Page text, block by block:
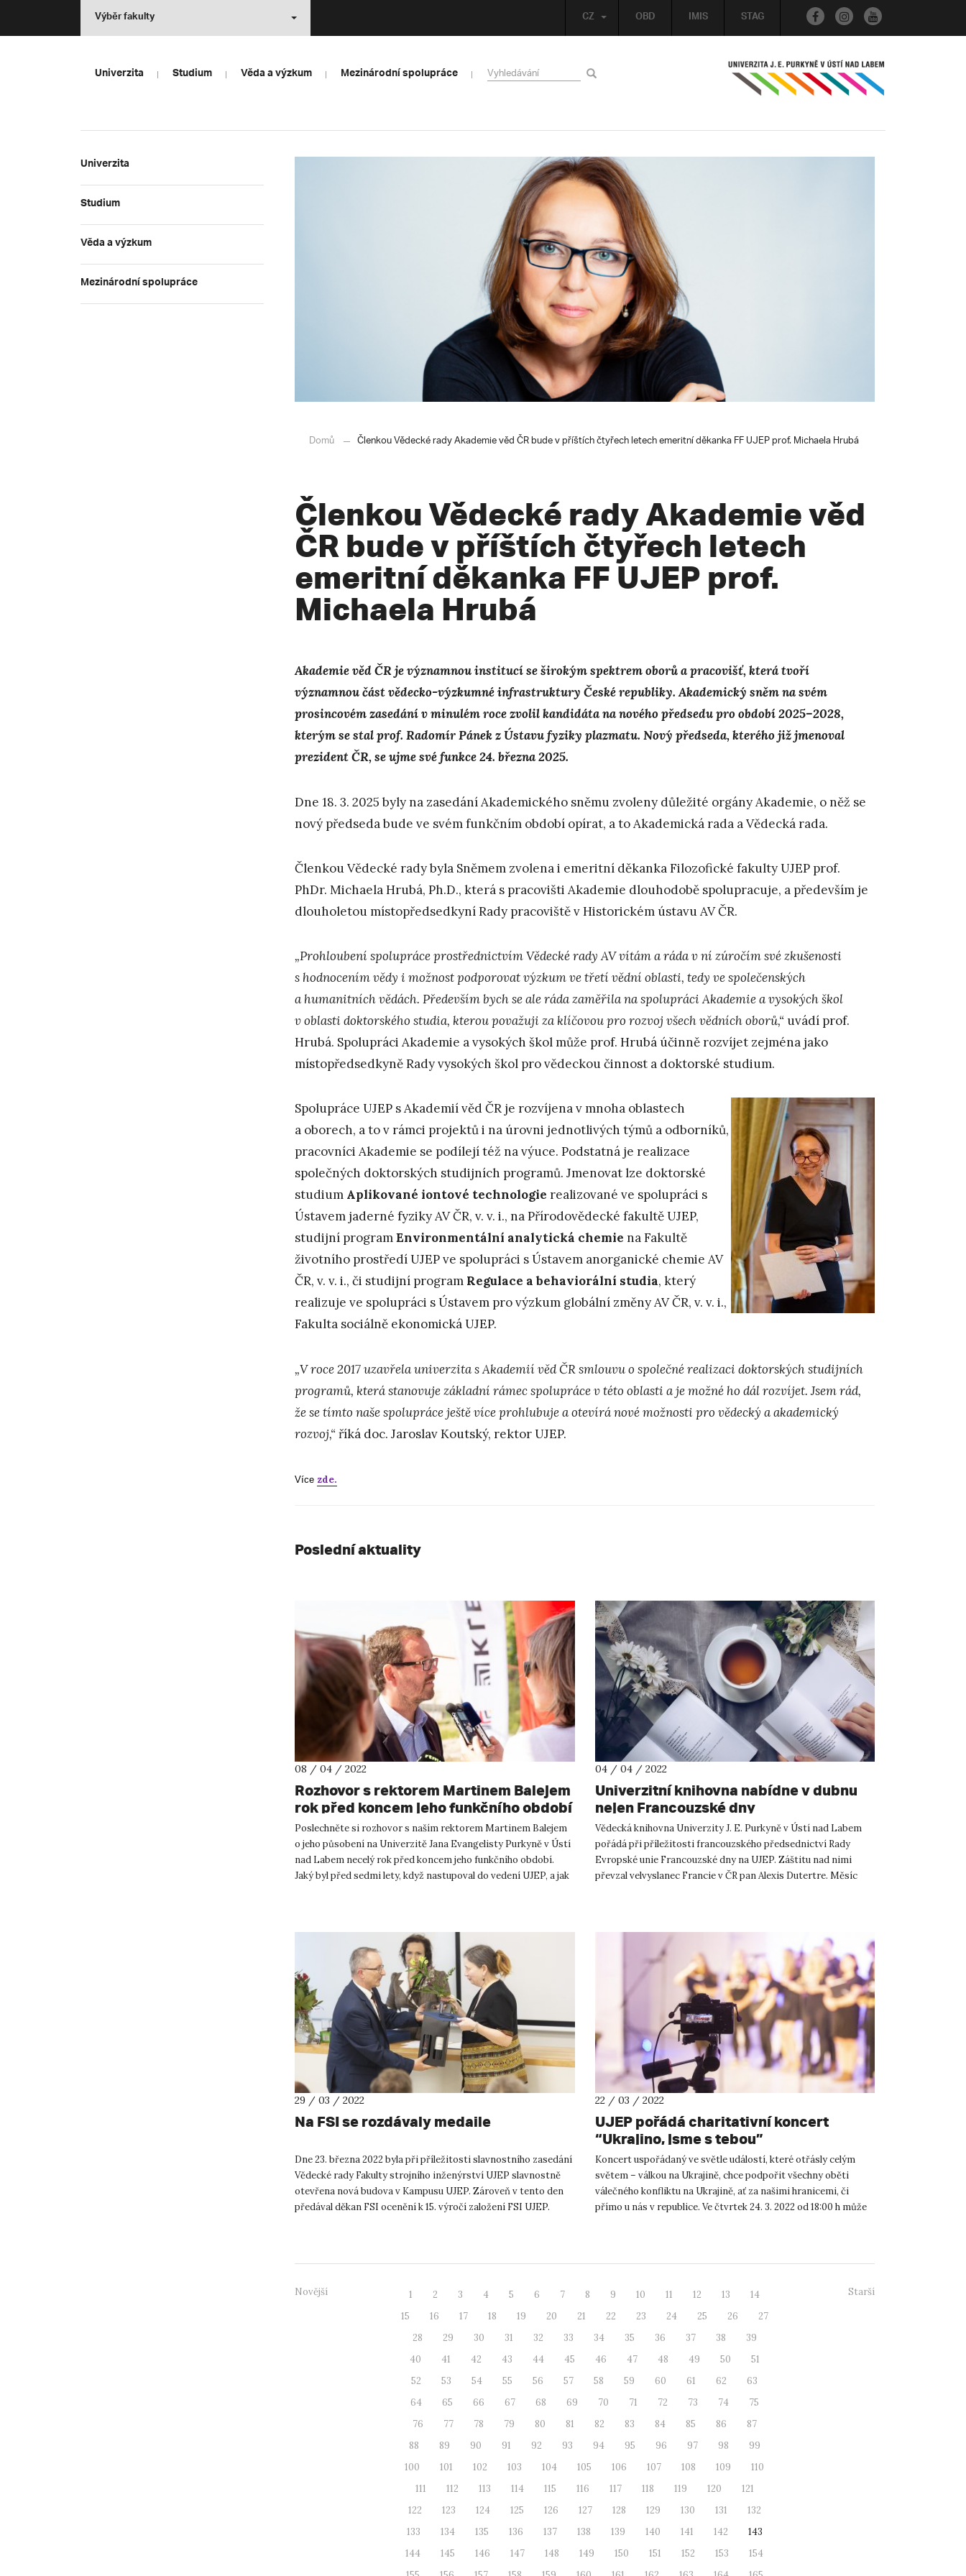
OBD IMIS STAG
CZ
Výběr fakulty
Univerzita Studium Věda a výzkum Mezinárodní spolupráce
Univerzita
Studium
Věda a výzkum
Mezinárodní spolupráce
Domů Členkou Vědecké rady Akademie věd ČR bude v příštích čtyřech letech emeritní děkanka FF UJEP prof. Michaela Hrubá
Členkou Vědecké rady Akademie věd
ČR bude v příštích čtyřech letech
emeritní děkanka FF UJEP prof.
Michaela Hrubá
Akademie věd ČR je významnou institucí se širokým spektrem oborů a pracovišť, která tvoří
významnou část vědecko-výzkumné infrastruktury České republiky. Akademický sněm na svém
prosincovém zasedání v minulém roce zvolil kandidáta na nového předsedu pro období 2025–2028,
kterým se stal prof. Radomír Pánek z Ústavu fyziky plazmatu. Nový předseda, kterého již jmenoval
prezident ČR, se ujme své funkce 24. března 2025.
Dne 18. 3. 2025 byly na zasedání Akademického sněmu zvoleny důležité orgány Akademie, o něž se
nový předseda bude ve svém funkčním období opírat, a to Akademická rada a Vědecká rada.
Členkou Vědecké rady byla Sněmem zvolena i emeritní děkanka Filozofické fakulty UJEP prof.
PhDr. Michaela Hrubá, Ph.D., která s pracovišti Akademie dlouhodobě spolupracuje, a především je
dlouholetou místopředsedkyní Rady pracoviště v Historickém ústavu AV ČR.
„Prohloubení spolupráce prostřednictvím Vědecké rady AV vítám a ráda v ní zúročím své zkušenosti
s hodnocením vědy i možnost podporovat výzkum ve třetí vědní oblasti, tedy ve společenských
a humanitních vědách. Především bych se ale ráda zaměřila na spolupráci Akademie a vysokých škol
v oblasti doktorského studia, kterou považuji za klíčovou pro rozvoj všech vědních oborů,“ uvádí prof.
Hrubá. Spolupráci Akademie a vysokých škol může prof. Hrubá účinně rozvíjet zejména jako
místopředsedkyně Rady vysokých škol pro vědeckou činnost a doktorské studium.
Spolupráce UJEP s Akademií věd ČR je rozvíjena v mnoha oblastech
a oborech, a to v rámci projektů i na úrovni jednotlivých týmů a odborníků,
pracovníci Akademie se podílejí též na výuce. Podstatná je realizace
společných doktorských studijních programů. Jmenovat lze doktorské
studium Aplikované iontové technologie realizované ve spolupráci s
Ústavem jaderné fyziky AV ČR, v. v. i., na Přírodovědecké fakultě UJEP,
studijní programEnvironmentální analytická chemie na Fakultě
životního prostředí UJEP ve spolupráci s Ústavem anorganické chemie AV
ČR, v. v. i., či studijní program Regulace a behaviorální studia, který
realizuje ve spolupráci s Ústavem pro výzkum globální změny AV ČR, v. v. i.,
Fakulta sociálně ekonomická UJEP.
„V roce 2017 uzavřela univerzita s Akademií věd ČR smlouvu o společné realizaci doktorských studijních
programů, která stanovuje základní rámec spolupráce v této oblasti a je možné ho dál rozvíjet. Jsem rád,
že se tímto naše spolupráce ještě více prohlubuje a otevírá nové možnosti pro vědecký a akademický
rozvoj,“ říká doc. Jaroslav Koutský, rektor UJEP.
Více zde.
Poslední aktuality
08 / 04 / 2022
Rozhovor s rektorem Martinem Balejem
rok před koncem jeho funkčního období
Poslechněte si rozhovor s naším rektorem Martinem Balejem
o jeho působení na Univerzitě Jana Evangelisty Purkyně v Ústí
nad Labem necelý rok před koncem jeho funkčního období.
Jaký byl před sedmi lety, když nastupoval do vedení UJEP, a jak
04 / 04 / 2022
Univerzitní knihovna nabídne v dubnu
nejen Francouzské dny
Vědecká knihovna Univerzity J. E. Purkyně v Ústí nad Labem
pořádá při příležitosti francouzského předsednictví Rady
Evropské unie Francouzské dny na UJEP. Záštitu nad nimi
převzal velvyslanec Francie v ČR pan Alexis Dutertre. Měsíc
29 / 03 / 2022
Na FSI se rozdávaly medaile
Dne 23. března 2022 byla při příležitosti slavnostního zasedání
Vědecké rady Fakulty strojního inženýrství UJEP slavnostně
otevřena nová budova v Kampusu UJEP. Zároveň v tento den
předával děkan FSI ocenění k 15. výročí založení FSI UJEP.
22 / 03 / 2022
UJEP pořádá charitativní koncert
“Ukrajino, jsme s tebou”
Koncert uspořádaný ve světle událostí, které otřásly celým
světem – válkou na Ukrajině, chce podpořit všechny oběti
válečného konfliktu na Ukrajině, ať za našimi hranicemi, či
přímo u nás v republice. Ve čtvrtek 24. 3. 2022 od 18:00 h může
Novější 1 2 3 4 5 6 7 8 9 10 11 12 13
14
15
16 17 18 19 20 21 22 23 24 25 26
27
28
29 30 31 32 33 34 35 36 37 38
39
40
41 42 43 44 45 46 47 48 49 50
51
52
53 54 55 56 57 58 59 60 61 62
63
64
65 66 67 68 69 70 71 72 73 74
75
76
77 78 79 80 81 82 83 84 85 86
87
88
89 90 91 92 93 94 95 96 97 98
99
100
101 102 103 104 105 106 107 108 109
110
111
112 113 114 115 116 117 118 119 120
121
122
123 124 125 126 127 128 129 130 131
132
133
134 135 136 137 138 139 140 141 142
143
144
145 146 147 148 149 150 151 152 153
154
Starší